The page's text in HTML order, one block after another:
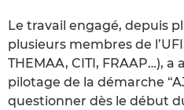
Le travail engagé, depuis
plusieurs membres de
THEMAA, CITI, FRAAP…),
pilotage de la démarche
questionner dès le début